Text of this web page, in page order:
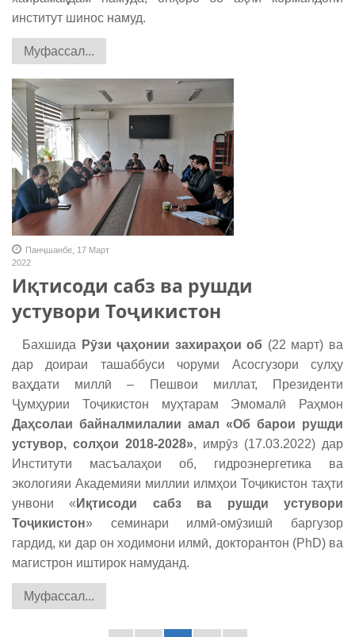
институт шинос намуд.
Муфассал...
Панҷшанбе, 17 Март
2022
Иқтисоди сабз ва рушди
устувори Тоҷикистон
Бахшида Рӯзи ҷаҳонии захираҳои об (22 март) ва
дар доираи ташаббуси чоруми Асосгузори сулҳу
ваҳдати миллӣ – Пешвои миллат, Президенти
Ҷумҳурии Тоҷикистон муҳтарам Эмомалӣ Раҳмон
Даҳсолаи байналмилалии амал «Об барои рушди
устувор, солҳои 2018-2028», имрӯз (17.03.2022) дар
Институти масъалаҳои об, гидроэнергетика ва
экологияи Академияи миллии илмҳои Тоҷикистон таҳти
унвони « Иқтисоди сабз ва рушди устувори
Тоҷикистон» семинари илмӣ-омӯзишӣ баргузор
гардид, ки дар он ходимони илмӣ, докторантон (PhD) ва
магистрон иштирок намуданд.
Муфассал...